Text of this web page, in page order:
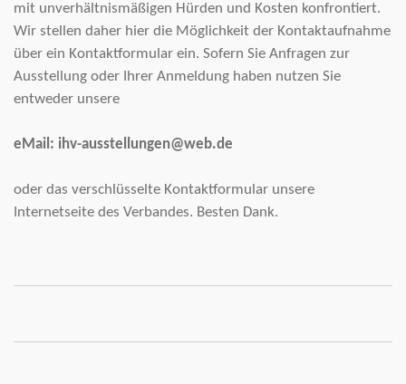
mit unverhältnismäßigen Hürden und Kosten konfrontiert.
Wir stellen daher hier die Möglichkeit der Kontaktaufnahme
über ein Kontaktformular ein. Sofern Sie Anfragen zur
Ausstellung oder Ihrer Anmeldung haben nutzen Sie
entweder unsere
eMail: ihv-ausstellungen@web.de
oder das verschlüsselte Kontaktformular unsere
Internetseite des Verbandes. Besten Dank.